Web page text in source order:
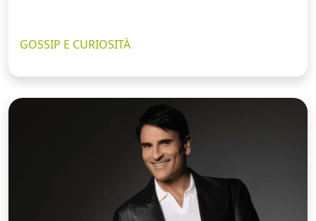
GOSSIP E CURIOSITÀ